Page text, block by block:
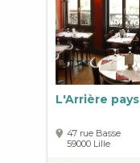
L'Arrière pays
47 rue Basse
59000 Lille